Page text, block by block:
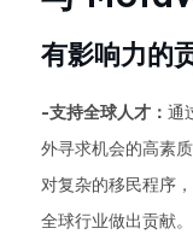
有影响力的
-支持全球人才： 通
外寻求机会的高素
对复杂的移民程序
全球行业做出贡献